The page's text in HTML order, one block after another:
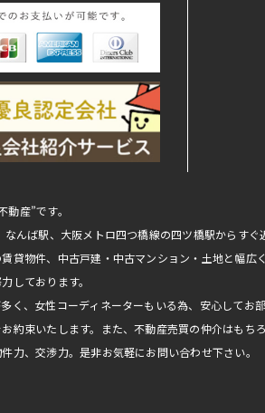
産”です。
なんば駅、大阪メトロ四つ橋線の四ツ橋駅からす
貸物件、中古戸建・中古マンション・土地と幅
しております。
く、女性コーディネーターもいる為、安心して
約束いたします。また、不動産売買の仲介はも
力、交渉力。是非お気軽にお問い合わせ下さい。